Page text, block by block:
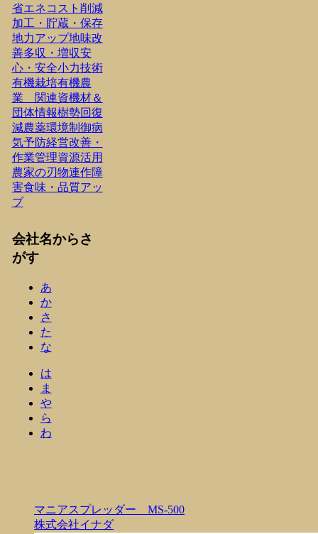
省エネコスト削減
加工・貯蔵・保存
地力アップ地味改
善多収・増収安
心・安全小力技術
有機栽培有機農
業 関連資機材＆
団体情報樹勢回復
減農薬環境制御病
気予防経営改善・
作業管理資源活用
農家の刃物連作障
害食味・品質アッ
プ
会社名からさ
がす
あ
か
さ
た
な
は
ま
や
ら
わ
マニアスプレッダー MS-500
株式会社イナダ